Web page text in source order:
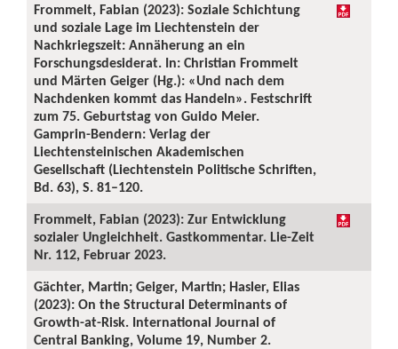
Frommelt, Fabian (2023): Soziale Schichtung
und soziale Lage im Liechtenstein der
Nachkriegszeit: Annäherung an ein
Forschungsdesiderat. In: Christian Frommelt
und Märten Geiger (Hg.): «Und nach dem
Nachdenken kommt das Handeln». Festschrift
zum 75. Geburtstag von Guido Meier.
Gamprin-Bendern: Verlag der
Liechtensteinischen Akademischen
Gesellschaft (Liechtenstein Politische Schriften,
Bd. 63), S. 81–120.
Frommelt, Fabian (2023): Zur Entwicklung
sozialer Ungleichheit. Gastkommentar. Lie-Zeit
Nr. 112, Februar 2023.
Gächter, Martin; Geiger, Martin; Hasler, Elias
(2023): On the Structural Determinants of
Growth-at-Risk. International Journal of
Central Banking, Volume 19, Number 2.